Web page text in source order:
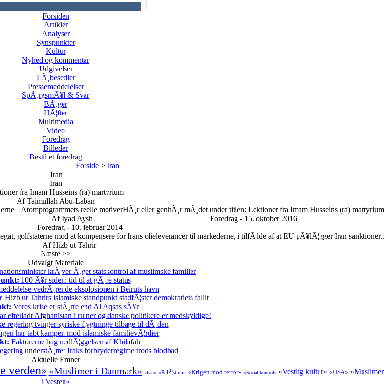
Forsiden
Artikler
Analyser
Synspunkter
Kultur
Nyhed og kommentar
Udgivelser
LÃ¸besedler
Pressemeddelelser
SpÃ¸rgsmÃ¥l & Svar
BÃ¸ger
HÃ¦fter
Multimedia
Video
Foredrag
Billeder
Bestil et foredrag
Forside> Iran
Iran
Iran
fra Imam Husseins (ra) martyrium
Af Taimullah Abu-Laban
HÃ¸r eller genhÃ¸r mÃ¸det under titlen: Lektioner fra Imam Husseins (ra) martyrium
Foredrag - 15. oktober 2016
Atomprogrammets reelle motiver
Af Iyad Aysh
Foredrag - 10. februar 2014
golfstaterne mod at kompensere for Irans olieleverancer til markederne, i tilfÃ¦lde af at EU pÃ¥lÃ¦gger Iran sanktioner..
Af Hizb ut Tahrir
Næste >>
Udvalgt Materiale
krÃ¦ver Ã¸get statskontrol af muslimske familier
100 Ã¥r siden: tid til at gÃ¸re status
vedrÃ¸rende eksplosionen i Beiruts havn
Hizb ut Tahrirs islamiske standpunkt stadfÃ¦ster demokratiets fallit
Vores krise er stÃ¸rre end Al Aqsas sÃ¥r
efterladt Afghanistan i ruiner og danske politikere er medskyldige!
regering tvinger syriske flygtninge tilbage til dÃ¸den
har tabt kampen mod islamiske familievÃ¦rdier
Faktorerne bag nedlÃ¦ggelsen af Khilafah
understÃ¸tter Iraks forbryderregime trods blodbad
Aktuelle Emner
verden» «Muslimer i Danmark» «Iran» «PalÃ¦stina» «Krigen mod terror» «Social kontrol» «Vestlig kultur» «USA» «Muslimer
i Vesten»